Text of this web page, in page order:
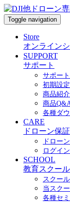
Toggle navigation
Store
オンライン
SUPPORT
サポート
サポー
初期設
商品紹
商品
各種ダ
CARE
ドローン保証
ドロー
ログイ
SCHOOL
教育スクール
スクー
当スク
各種セ